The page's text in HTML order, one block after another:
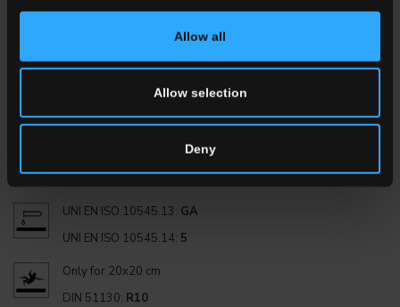
Allow all
Allow selection
Deny
LOW
RESISTANT
UNI EN ISO 10545.13: GA
UNI EN ISO 10545.14: 5
Only for 20x20 cm
DIN 51130: R10